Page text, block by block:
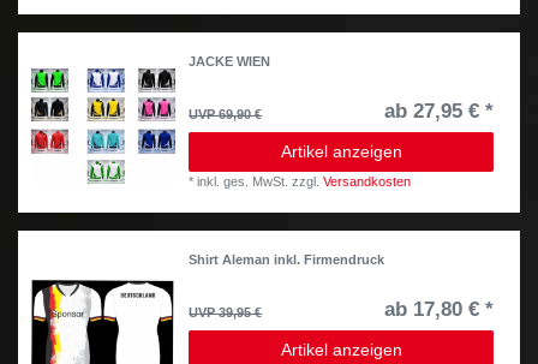
JACKE WIEN
UVP 69,90 € ab 27,95 € *
Artikel anzeigen
*inkl. ges. MwSt. zzgl.Versandkosten
Shirt Aleman inkl. Firmendruck
UVP 39,95 € ab 17,80 € *
Artikel anzeigen